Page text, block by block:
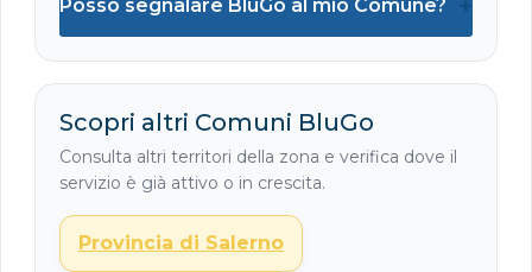
Posso segnalare BluGo al mio Comune?
Scopri altri Comuni BluGo
Consulta altri territori della zona e verifica dove il
servizio è già attivo o in crescita.
Provincia di Salerno